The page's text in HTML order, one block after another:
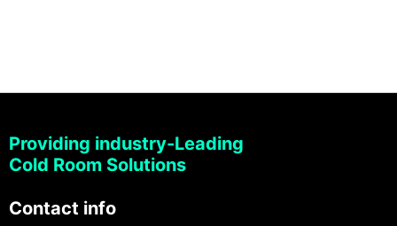
Providing industry-Leading
Cold Room Solutions
Contact info